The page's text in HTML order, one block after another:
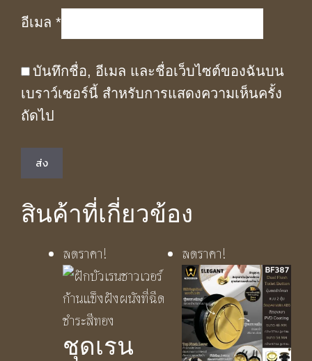
อีเมล *
บันทึกชื่อ, อีเมล และชื่อเว็บไซต์ของฉันบน
เบราว์เซอร์นี้ สำหรับการแสดงความเห็นครั้ง
ถัดไป
สินค้าที่เกี่ยวข้อง
ลดราคา!
ชุดเรน
ลดราคา!